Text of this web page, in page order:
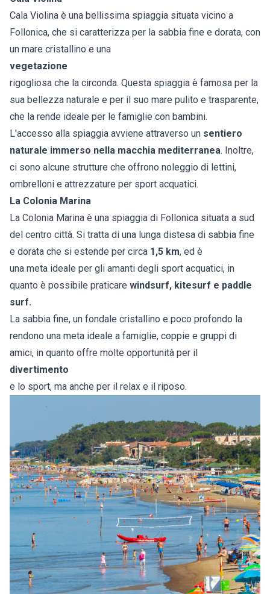
Cala Violina è una bellissima spiaggia situata vicino a
Follonica, che si caratterizza per la sabbia fine e dorata, con
un mare cristallino e una
vegetazione
rigogliosa che la circonda. Questa spiaggia è famosa per la
sua bellezza naturale e per il suo mare pulito e trasparente,
che la rende ideale per le famiglie con bambini.
L'accesso alla spiaggia avviene attraverso un sentiero
naturale immerso nella macchia mediterranea. Inoltre,
ci sono alcune strutture che offrono noleggio di lettini,
ombrelloni e attrezzature per sport acquatici.
La Colonia Marina
La Colonia Marina è una spiaggia di Follonica situata a sud
del centro città. Si tratta di una lunga distesa di sabbia fine
e dorata che si estende per circa 1,5 km, ed è
una meta ideale per gli amanti degli sport acquatici, in
quanto è possibile praticare windsurf, kitesurf e paddle
surf.
La sabbia fine, un fondale cristallino e poco profondo la
rendono una meta ideale a famiglie, coppie e gruppi di
amici, in quanto offre molte opportunità per il
divertimento
e lo sport, ma anche per il relax e il riposo.